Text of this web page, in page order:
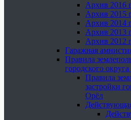
Архив 2016
Архив 2015
Архив 2014
Архив 2013
Архив 2012
Гаражная
Правила
городского
Правила
застройки
Орёл